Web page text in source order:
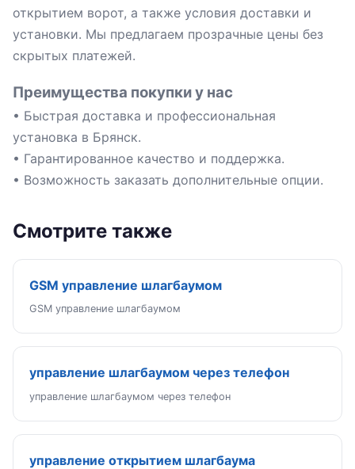
открытием ворот, а также условия доставки и
установки. Мы предлагаем прозрачные цены без
скрытых платежей.
Преимущества покупки у нас
• Быстрая доставка и профессиональная
установка в Брянск.
• Гарантированное качество и поддержка.
• Возможность заказать дополнительные опции.
Смотрите также
GSM управление шлагбаумом
GSM управление шлагбаумом
управление шлагбаумом через телефон
управление шлагбаумом через телефон
управление открытием шлагбаума